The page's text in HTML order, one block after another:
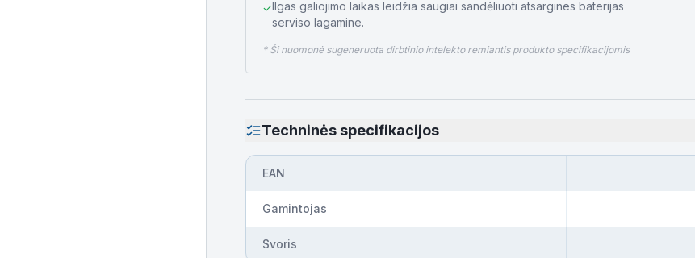
✓Ilgas galiojimo laikas leidžia saugiai sandėliuoti atsargines baterijas
serviso lagamine.
* Ši nuomonė sugeneruota dirbtinio intelekto remiantis produkto specifikacijomis
Techninės specifikacijos
EAN
Gamintojas
Svoris